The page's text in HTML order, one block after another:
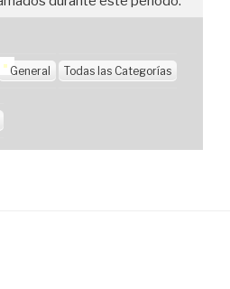
General Todas las Categorías